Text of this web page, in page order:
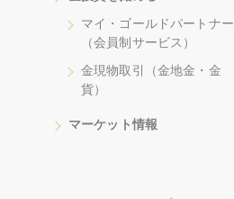
マイ・ゴールドパートナー
（会員制サービス）
金現物取引（金地金・金
貨）
マーケット情報